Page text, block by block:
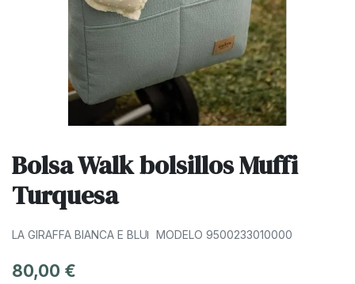
Bolsa Walk bolsillos Muffi
Turquesa
LA GIRAFFA BIANCA E BLU MODELO 9500233010000
80,00 €